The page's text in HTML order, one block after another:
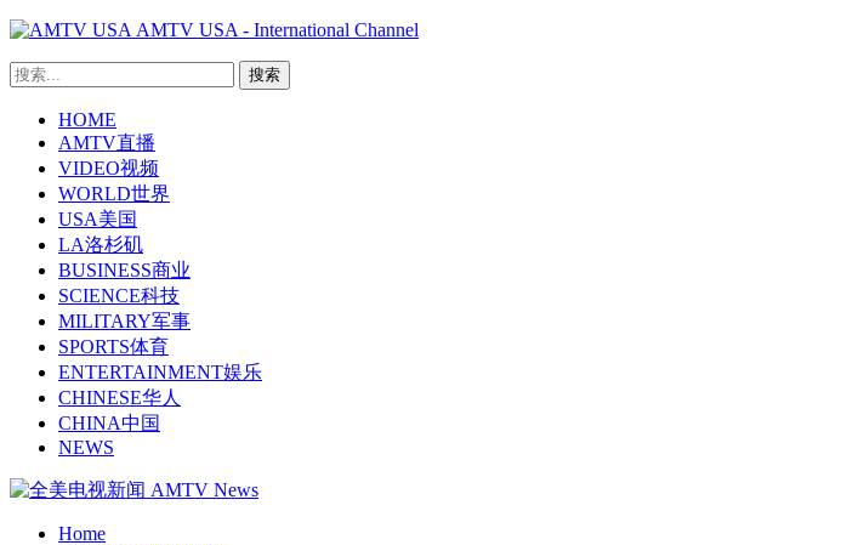
AMTV USA - International Channel
HOME
AMTV直播
VIDEO视频
WORLD世界
USA美国
LA洛杉矶
BUSINESS商业
SCIENCE科技
MILITARY军事
SPORTS体育
ENTERTAINMENT娱乐
CHINESE华人
CHINA中国
NEWS
Home